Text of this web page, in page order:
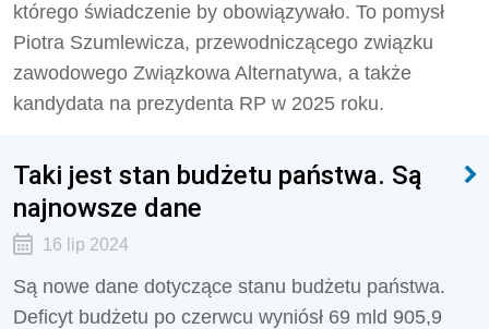
którego świadczenie by obowiązywało. To pomysł
Piotra Szumlewicza, przewodniczącego związku
zawodowego Związkowa Alternatywa, a także
kandydata na prezydenta RP w 2025 roku.
Taki jest stan budżetu państwa. Są
najnowsze dane
16 lip 2024
Są nowe dane dotyczące stanu budżetu państwa.
Deficyt budżetu po czerwcu wyniósł 69 mld 905,9